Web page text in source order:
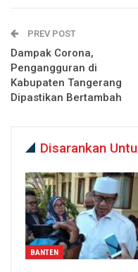
PREV POST
Dampak Corona,
Pengangguran di
Kabupaten Tangerang
Dipastikan Bertambah
Disarankan
BANTEN